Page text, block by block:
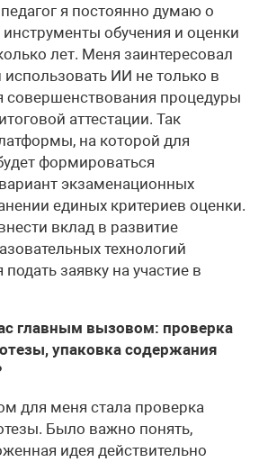
я постоянно думаю о
обучения и оценки
лет. Меня заинтересовал
ИИ не только в
совершенствования процедуры
аттестации. Так
на которой для
формироваться
экзаменационных
единых критериев оценки.
вклад в развитие
технологий
заявку на участие в
главным вызовом: проверка
упаковка содержания
для меня стала проверка
Было важно понять,
идея действительно